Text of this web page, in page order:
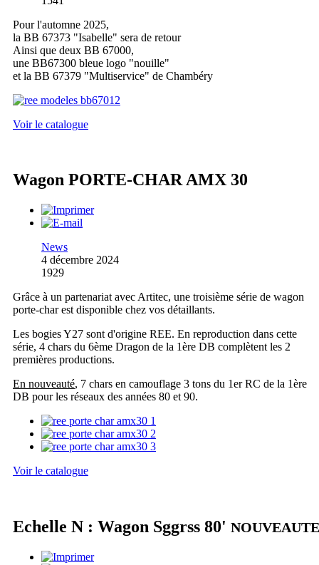
Pour l'automne 2025,
la BB 67373 "Isabelle" sera de retour
Ainsi que deux BB 67000,
une BB67300 bleue logo "nouille"
et la BB 67379 "Multiservice" de Chambéry
Voir le catalogue
Wagon PORTE-CHAR AMX 30
News
4 décembre 2024
1929
Grâce à un partenariat avec Artitec, une troisième série de wagon
porte-char est disponible chez vos détaillants.
Les bogies Y27 sont d'origine REE. En reproduction dans cette
série, 4 chars du 6ème Dragon de la 1ère DB complètent les 2
premières productions.
En nouveauté, 7 chars en camouflage 3 tons du 1er RC de la 1ère
DB pour les réseaux des années 80 et 90.
Voir le catalogue
Echelle N : Wagon Sggrss 80' NOUVEAUTE